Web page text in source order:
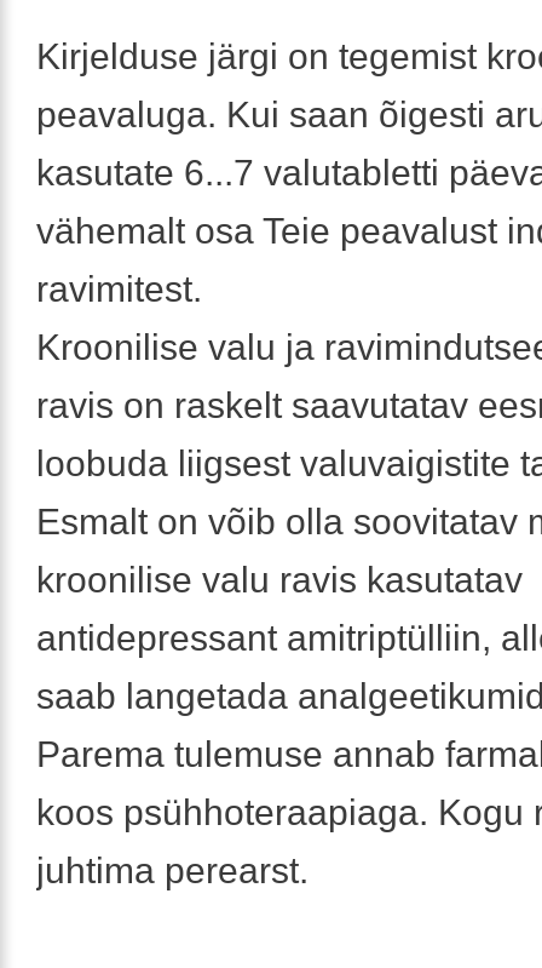
Kirjelduse järgi on tegemist
peavaluga. Kui saan õigesti
kasutate 6...7 valutabletti
vähemalt osa Teie peavalust
ravimitest.
Kroonilise valu ja
ravis on raskelt saavutatav
loobuda liigsest valuvaigistite
Esmalt on võib olla soovitatav
kroonilise valu ravis kasutatav
antidepressant amitriptülliin,
saab langetada
Parema tulemuse annab
koos psühhoteraapiaga. Kogu
juhtima perearst.